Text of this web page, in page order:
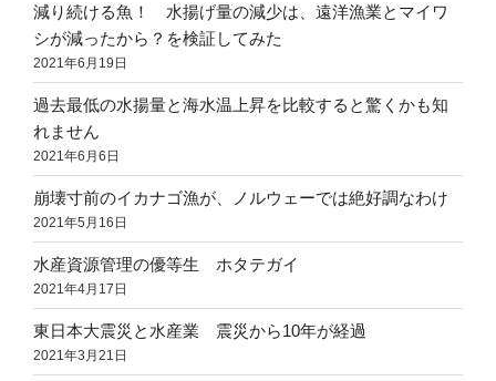
減り続ける魚！ 水揚げ量の減少は、遠洋漁業とマイワ
シが減ったから？を検証してみた
2021年6月19日
過去最低の水揚量と海水温上昇を比較すると驚くかも知
れません
2021年6月6日
崩壊寸前のイカナゴ漁が、ノルウェーでは絶好調なわけ
2021年5月16日
水産資源管理の優等生 ホタテガイ
2021年4月17日
東日本大震災と水産業 震災から10年が経過
2021年3月21日